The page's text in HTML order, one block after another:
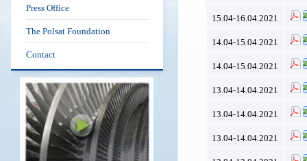
Press Office
The Polsat Foundation
Contact
15.04-16.04.2021
14.04-15.04.2021
14.04-15.04.2021
13.04-14.04.2021
13.04-14.04.2021
13.04-14.04.2021